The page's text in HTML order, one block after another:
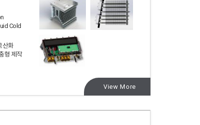
Cold
산화
형 제작
View More